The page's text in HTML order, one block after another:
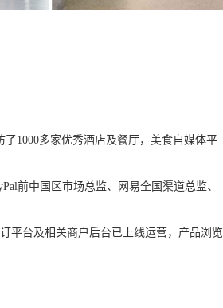
了1000多家优秀酒店及餐厅，美食自媒体平
前中国区市场总监、网易全国渠道总监、
平台及相关商户后台已上线运营，产品浏览